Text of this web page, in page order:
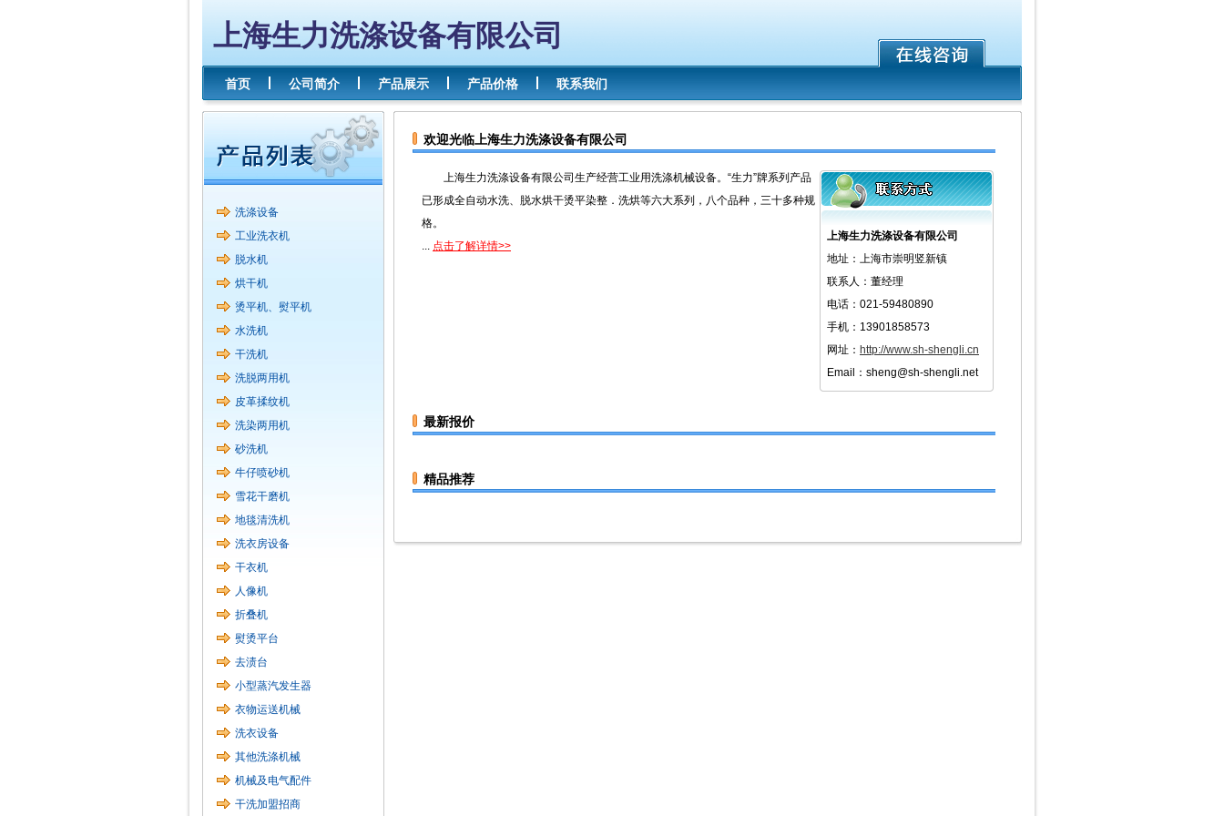
上海生力洗涤设备有限公司
首页 公司简介 产品展示 产品价格 联系我们
洗涤设备
工业洗衣机
脱水机
烘干机
烫平机、熨平机
水洗机
干洗机
洗脱两用机
皮革揉纹机
洗染两用机
砂洗机
牛仔喷砂机
雪花干磨机
地毯清洗机
洗衣房设备
干衣机
人像机
折叠机
熨烫平台
去渍台
小型蒸汽发生器
衣物运送机械
洗衣设备
其他洗涤机械
机械及电气配件
干洗加盟招商
欢迎光临上海生力洗涤设备有限公司
上海生力洗涤设备有限公司生产经营工业用洗涤机械设备。“生力”牌系列产品
已形成全自动水洗、脱水烘干烫平染整．洗烘等六大系列，八个品种，三十多种规
格。
... 点击了解详情>>
上海生力洗涤设备有限公司
地址：上海市崇明竖新镇
联系人：董经理
电话：021-59480890
手机：13901858573
网址： http://www.sh-shengli.cn
Email：sheng@sh-shengli.net
最新报价
精品推荐